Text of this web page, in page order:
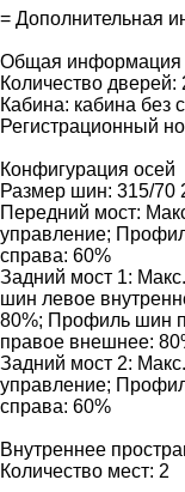
= Дополнительная
Общая информация
Количество дверей:
Кабина: кабина без
Регистрационный
Конфигурация осей
Размер шин: 315/70
Передний мост:
управление;
справа: 60%
Задний мост 1:
шин левое
80%; Профиль шин
правое внешнее:
Задний мост 2:
управление;
справа: 60%
Внутреннее
Количество мест: 2